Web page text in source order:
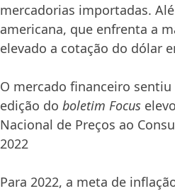
mercadorias importadas.
americana, que enfrenta a
elevado a cotação do dólar
O mercado financeiro
edição do boletim Focus
Nacional de Preços ao
2022
Para 2022, a meta de